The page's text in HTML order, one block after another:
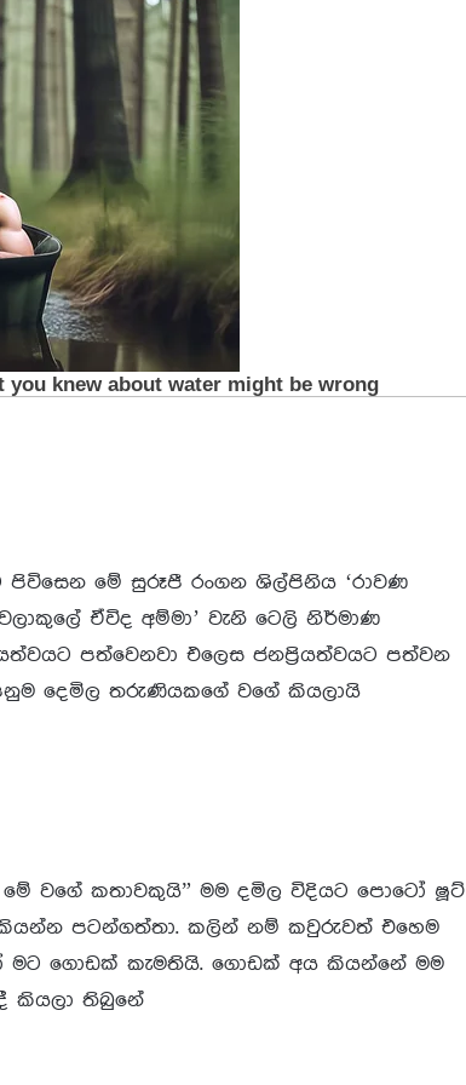
මේ සුරූපී රංගන ශිල්පිනිය ‘රාවණ
ඒවිද අම්මා’ වැනි ටෙලි නිර්මාණ
පත්වෙනවා එලෙස ජනප්‍රියත්වයට පත්වන
දෙමිල තරුණියකගේ වගේ කියලායි
වගේ කතාවකුයි” මම දමිල විදියට පොටෝ ෂූට්
පටන්ගත්තා. කලින් නම් කවුරුවත් එහෙම
මට ගොඩක් කැමතියි. ගොඩක් අය කියන්නේ මම
කියලා තිබුනේ